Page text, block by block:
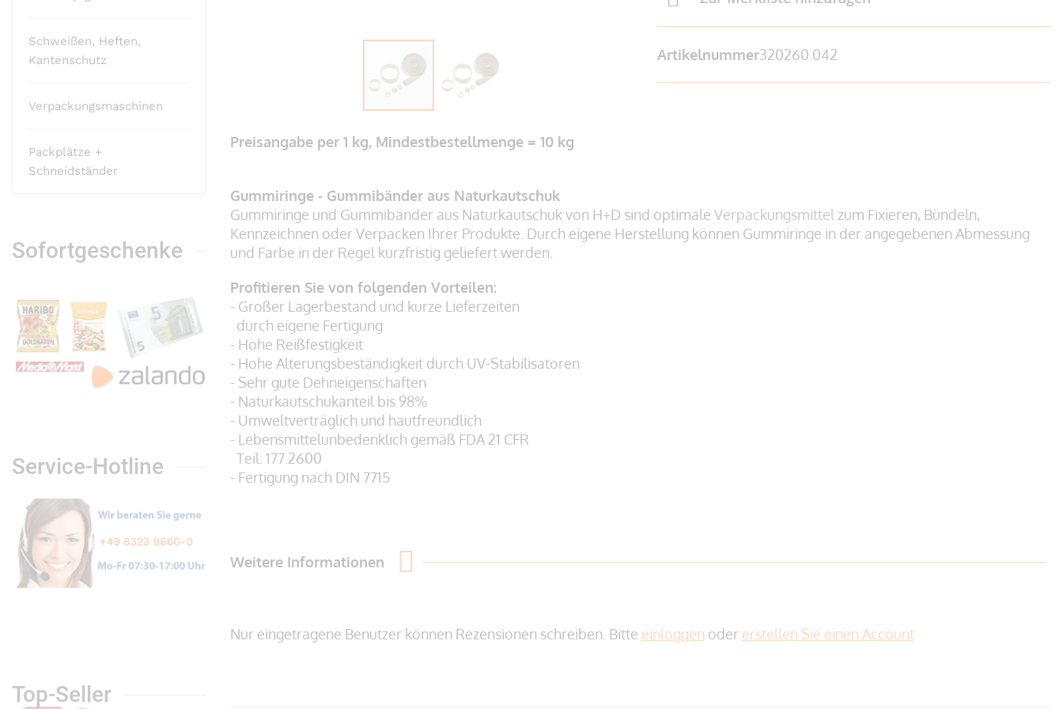
Schweißen, Heften,
Kantenschutz
Verpackungsmaschinen
Packplätze +
Schneidständer
Sofortgeschenke
Service-Hotline
Top-Seller
Anfang
springen
Artikelnummer320260.042
Preisangabe per 1 kg, Mindestbestellmenge = 10 kg
Gummiringe - Gummibänder aus Naturkautschuk
Gummiringe und Gummibänder aus Naturkautschuk von H+D sind optimale Verpackungsmittel zum Fixieren, Bündeln,
Kennzeichnen oder Verpacken Ihrer Produkte. Durch eigene Herstellung können Gummiringe in der angegebenen Abmessung
und Farbe in der Regel kurzfristig geliefert werden.
Profitieren Sie von folgenden Vorteilen:
- Großer Lagerbestand und kurze Lieferzeiten
durch eigene Fertigung
- Hohe Reißfestigkeit
- Hohe Alterungsbeständigkeit durch UV-Stabilisatoren
- Sehr gute Dehneigenschaften
- Naturkautschukanteil bis 98%
- Umweltverträglich und hautfreundlich
- Lebensmittelunbedenklich gemäß FDA 21 CFR
Teil: 177.2600
- Fertigung nach DIN 7715
Weitere Informationen
Nur eingetragene Benutzer können Rezensionen schreiben. Bitte einloggen oder erstellen Sie einen Account